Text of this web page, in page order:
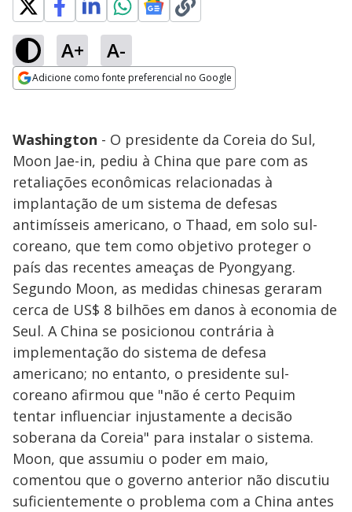
A+ A-
Adicione como fonte preferencial no Google
Washington - O presidente da Coreia do Sul,
Moon Jae-in, pediu à China que pare com as
retaliações econômicas relacionadas à
implantação de um sistema de defesas
antimísseis americano, o Thaad, em solo sul-
coreano, que tem como objetivo proteger o
país das recentes ameaças de Pyongyang.
Segundo Moon, as medidas chinesas geraram
cerca de US$ 8 bilhões em danos à economia de
Seul. A China se posicionou contrária à
implementação do sistema de defesa
americano; no entanto, o presidente sul-
coreano afirmou que "não é certo Pequim
tentar influenciar injustamente a decisão
soberana da Coreia" para instalar o sistema.
Moon, que assumiu o poder em maio,
comentou que o governo anterior não discutiu
suficientemente o problema com a China antes